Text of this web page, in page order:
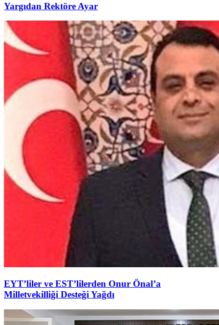
Yargıdan Rektöre Ayar
EYT’liler ve EST’lilerden Onur Önal’a
Milletvekilliği Desteği Yağdı